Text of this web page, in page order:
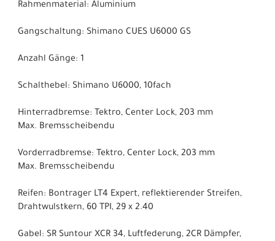
Rahmenmaterial: Aluminium
Gangschaltung: Shimano CUES U6000 GS
Anzahl Gänge: 1
Schalthebel: Shimano U6000, 10fach
Hinterradbremse: Tektro, Center Lock, 203 mm
Max. Bremsscheibendu
Vorderradbremse: Tektro, Center Lock, 203 mm
Max. Bremsscheibendu
Reifen: Bontrager LT4 Expert, reflektierender Streifen,
Drahtwulstkern, 60 TPI, 29 x 2.40
Gabel: SR Suntour XCR 34, Luftfederung, 2CR Dämpfer,